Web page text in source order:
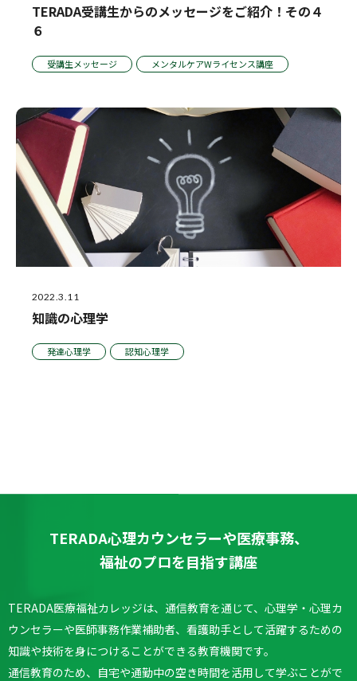
TERADA受講生からのメッセージをご紹介！その４
６
受講生メッセージ メンタルケアWライセンス講座
2022.3.11
知識の心理学
発達心理学 認知心理学
TERADA心理カウンセラーや医療事務、
福祉のプロを目指す講座
TERADA医療福祉カレッジは、通信教育を通じて、心理学・心理カ
ウンセラーや医師事務作業補助者、看護助手として活躍するための
知識や技術を身につけることができる教育機関です。
通信教育のため、自宅や通勤中の空き時間を活用して学ぶことがで